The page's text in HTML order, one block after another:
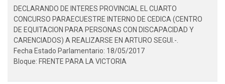
DECLARANDO DE INTERES PROVINCIAL EL CUARTO
CONCURSO PARAECUESTRE INTERNO DE CEDICA (CENTRO
DE EQUITACION PARA PERSONAS CON DISCAPACIDAD Y
CARENCIADOS) A REALIZARSE EN ARTURO SEGUI.-.
Fecha Estado Parlamentario: 18/05/2017
Bloque: FRENTE PARA LA VICTORIA